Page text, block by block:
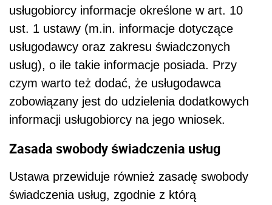
usługobiorcy informacje określone w art. 10
ust. 1 ustawy (m.in. informacje dotyczące
usługodawcy oraz zakresu świadczonych
usług), o ile takie informacje posiada. Przy
czym warto też dodać, że usługodawca
zobowiązany jest do udzielenia dodatkowych
informacji usługobiorcy na jego wniosek.
Zasada swobody świadczenia usług
Ustawa przewiduje również zasadę swobody
świadczenia usług, zgodnie z którą